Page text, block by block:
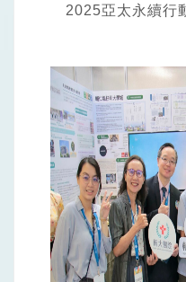
2025亞太永續行